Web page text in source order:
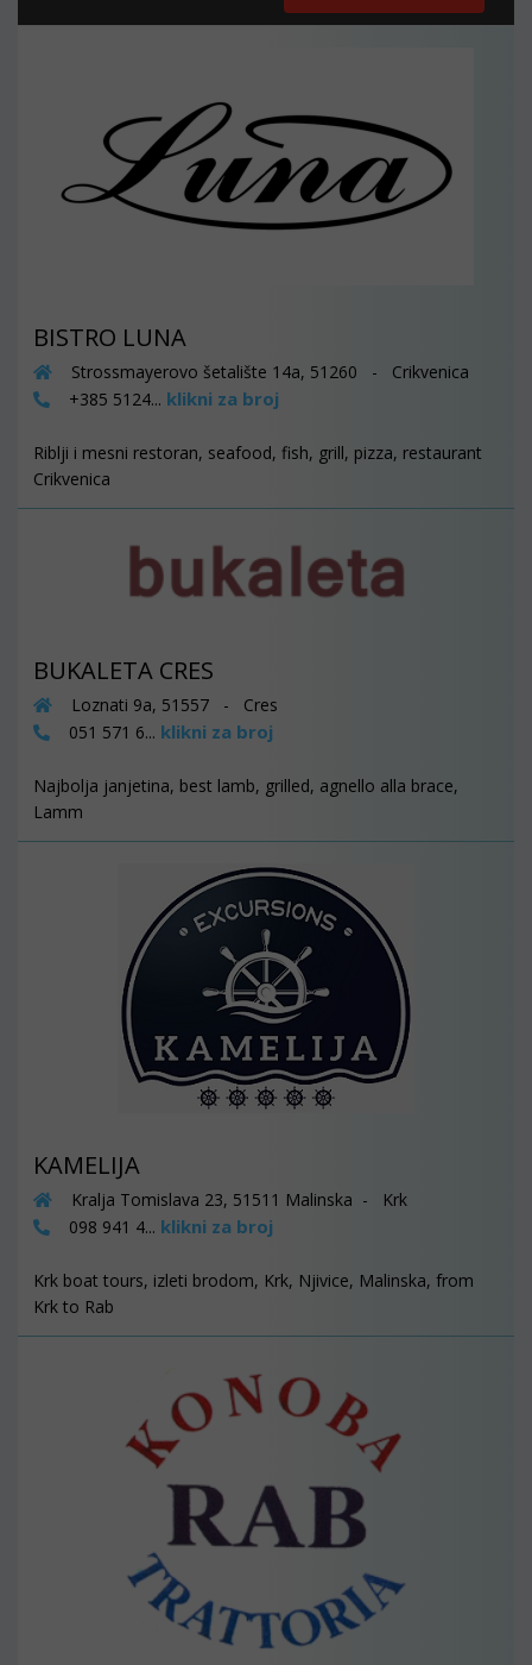
BISTRO LUNA
Strossmayerovo šetalište 14a, 51260 - Crikvenica
+385 5124... klikni za broj
Riblji i mesni restoran, seafood, fish, grill, pizza, restaurant
Crikvenica
BUKALETA CRES
Loznati 9a, 51557 - Cres
051 571 6... klikni za broj
Najbolja janjetina, best lamb, grilled, agnello alla brace,
Lamm
KAMELIJA
Kralja Tomislava 23, 51511 Malinska - Krk
098 941 4... klikni za broj
Krk boat tours, izleti brodom, Krk, Njivice, Malinska, from
Krk to Rab